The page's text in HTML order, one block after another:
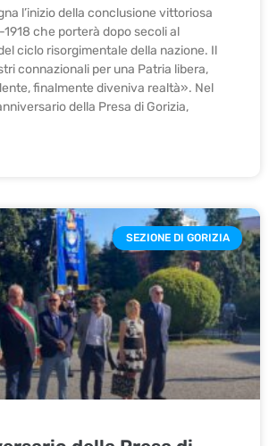
l’inizio della conclusione vittoriosa
1918 che porterà dopo secoli al
ciclo risorgimentale della nazione. Il
connazionali per una Patria libera,
finalmente diveniva realtà». Nel
della Presa di Gorizia,
SEZIONE DI GORIZIA